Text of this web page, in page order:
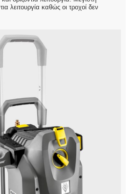
λειτουργία καθώς οι τροχοί δεν